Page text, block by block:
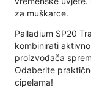
za muškarce.
Palladium SP20
kombinirati
proizvođača
Odaberite
cipelama!